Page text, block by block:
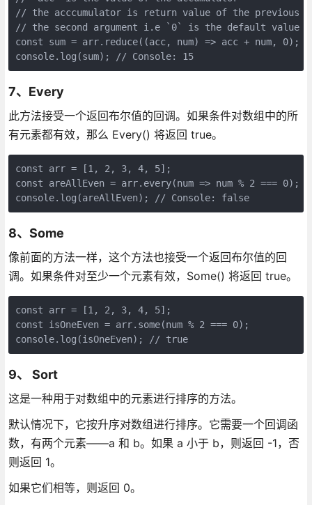
// the acccumulator is return value of the previous
// the second argument i.e `0` is the default value
const sum = arr.reduce((acc, num) => acc + num, 0);
console.log(sum); // Console: 15
7、Every
此方法接受一个返回布尔值的回调。如果条件对数组中的所
有元素都有效，那么 Every() 将返回 true。
const arr = [1, 2, 3, 4, 5];
const areAllEven = arr.every(num => num % 2 === 0);
console.log(areAllEven); // Console: false
8、Some
像前面的方法一样，这个方法也接受一个返回布尔值的回
调。如果条件对至少一个元素有效，Some() 将返回 true。
const arr = [1, 2, 3, 4, 5];
const isOneEven = arr.some(num % 2 === 0);
console.log(isOneEven); // true
9、 Sort
这是一种用于对数组中的元素进行排序的方法。
默认情况下，它按升序对数组进行排序。它需要一个回调函
数，有两个元素——a 和 b。如果 a 小于 b，则返回 -1，否
则返回 1。
如果它们相等，则返回 0。